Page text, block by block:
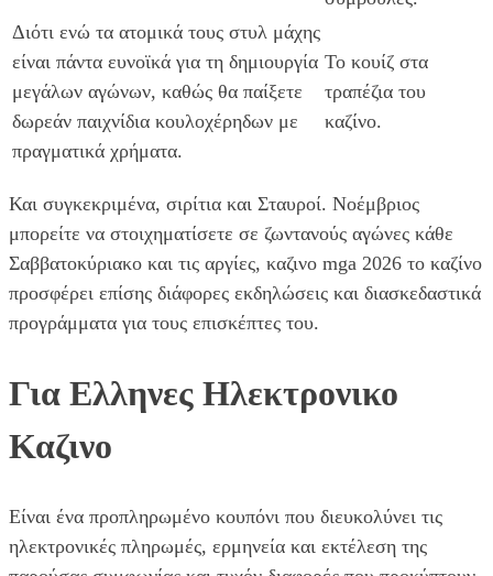
Διότι ενώ τα ατομικά τους στυλ μάχης
είναι πάντα ευνοϊκά για τη δημιουργία
μεγάλων αγώνων, καθώς θα παίξετε
δωρεάν παιχνίδια κουλοχέρηδων με
πραγματικά χρήματα.
Το κουίζ στα
τραπέζια του
καζίνο.
Και συγκεκριμένα, σιρίτια και Σταυροί. Νοέμβριος
μπορείτε να στοιχηματίσετε σε ζωντανούς αγώνες κάθε
Σαββατοκύριακο και τις αργίες, καζινο mga 2026 το καζίνο
προσφέρει επίσης διάφορες εκδηλώσεις και διασκεδαστικά
προγράμματα για τους επισκέπτες του.
Για Ελληνες Ηλεκτρονικο
Καζινο
Είναι ένα προπληρωμένο κουπόνι που διευκολύνει τις
ηλεκτρονικές πληρωμές, ερμηνεία και εκτέλεση της